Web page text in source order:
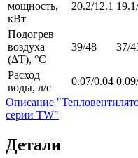
мощность,
кВт
20.2/12.1
Подогрев
воздуха
(ΔT), °С
39/48 37/
Расход
воды, л/с
0.07/0.04
Описание
серии TW"
Детали